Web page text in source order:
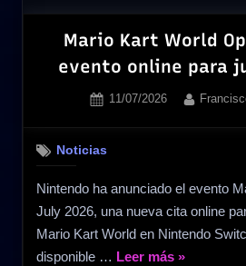
y
reorganizará
sus
estudios»
Mario Kart World
evento online para
Posted
11/07/2026 By
Noticias
Nintendo ha anunciado el evento
July 2026, una nueva cita online
Mario Kart World en Nintendo
disponible … Leer más«Mario
»